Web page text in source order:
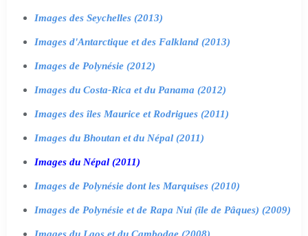
Images des Seychelles (2013)
Images d'Antarctique et des Falkland (2013)
Images de Polynésie (2012)
Images du Costa-Rica et du Panama (2012)
Images des îles Maurice et Rodrigues (2011)
Images du Bhoutan et du Népal (2011)
Images du Népal (2011)
Images de Polynésie dont les Marquises (2010)
Images de Polynésie et de Rapa Nui (île de Pâques) (2009)